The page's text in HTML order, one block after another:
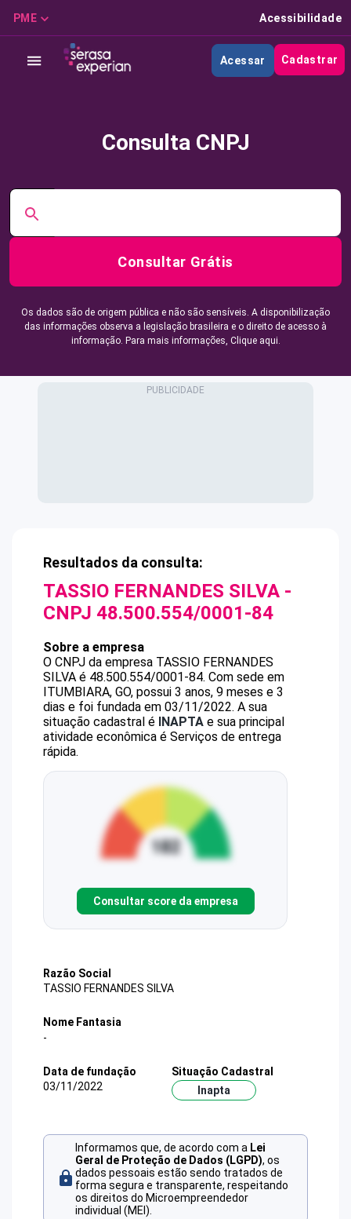
PME Acessibilidade
Acessar Cadastrar
Consulta CNPJ
Consultar Grátis
Os dados são de origem pública e não são sensíveis. A disponibilização
das informações observa a legislação brasileira e o direito de acesso à
informação. Para mais informações, Clique aqui.
Resultados da consulta:
TASSIO FERNANDES SILVA -
CNPJ 48.500.554/0001-84
Sobre a empresa
O CNPJ da empresa TASSIO FERNANDES
SILVA é 48.500.554/0001-84. Com sede em
ITUMBIARA, GO, possui 3 anos, 9 meses e 3
dias e foi fundada em 03/11/2022. A sua
situação cadastral é INAPTA e sua principal
atividade econômica é Serviços de entrega
rápida.
Consultar score da empresa
Razão Social
TASSIO FERNANDES SILVA
Nome Fantasia
-
Data de fundação
03/11/2022
Situação Cadastral
Inapta
Informamos que, de acordo com a Lei
Geral de Proteção de Dados (LGPD), os
dados pessoais estão sendo tratados de
forma segura e transparente, respeitando
os direitos do Microempreendedor
individual (MEI).